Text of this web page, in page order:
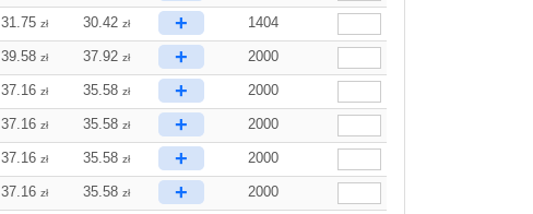
31.75zł 30.42 zł + 1404
39.58zł 37.92 zł + 2000
37.16zł 35.58 zł + 2000
37.16zł 35.58 zł + 2000
37.16zł 35.58 zł + 2000
37.16zł 35.58 zł + 2000